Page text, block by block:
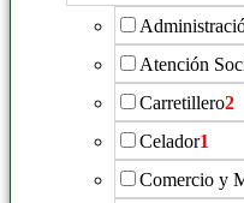
Atención
Carretillero2
Celador1
Comercio y